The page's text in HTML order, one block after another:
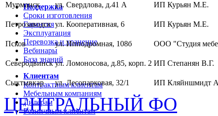
Поддержка
Сроки изготовления
Гарантия
Эксплуатация
Перевозка и хранение
Вебинары
База знаний
Клиентам
Контрактным клиентам
Мебельным компаниям
Дилерам
Розничным клиентам
Мурманск ул. Свердлова, д.41 А ИП Курьян М.Е.
Петрозаводск ул. Кооперативная, 6 ИП Курьян М.Е.
Псков ул. Ипподромная, 108б ООО "Студия
Северодвинск ул. Ломоносова, д.85, корп. 2 ИП Степанян В.Г.
Сыктывкар ул. Лесопарковая, 32/1 ИП Кляйншмидт
ЦЕНТРАЛЬНЫЙ ФО